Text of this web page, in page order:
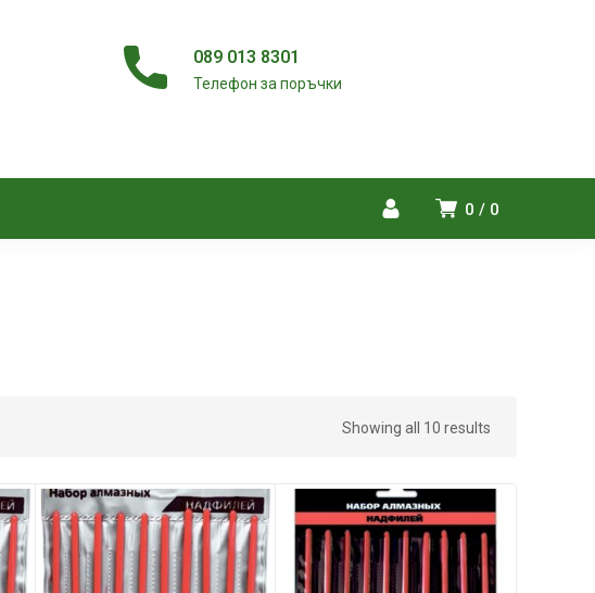
089 013 8301
Телефон за поръчки
0 0
Showing all 10 results